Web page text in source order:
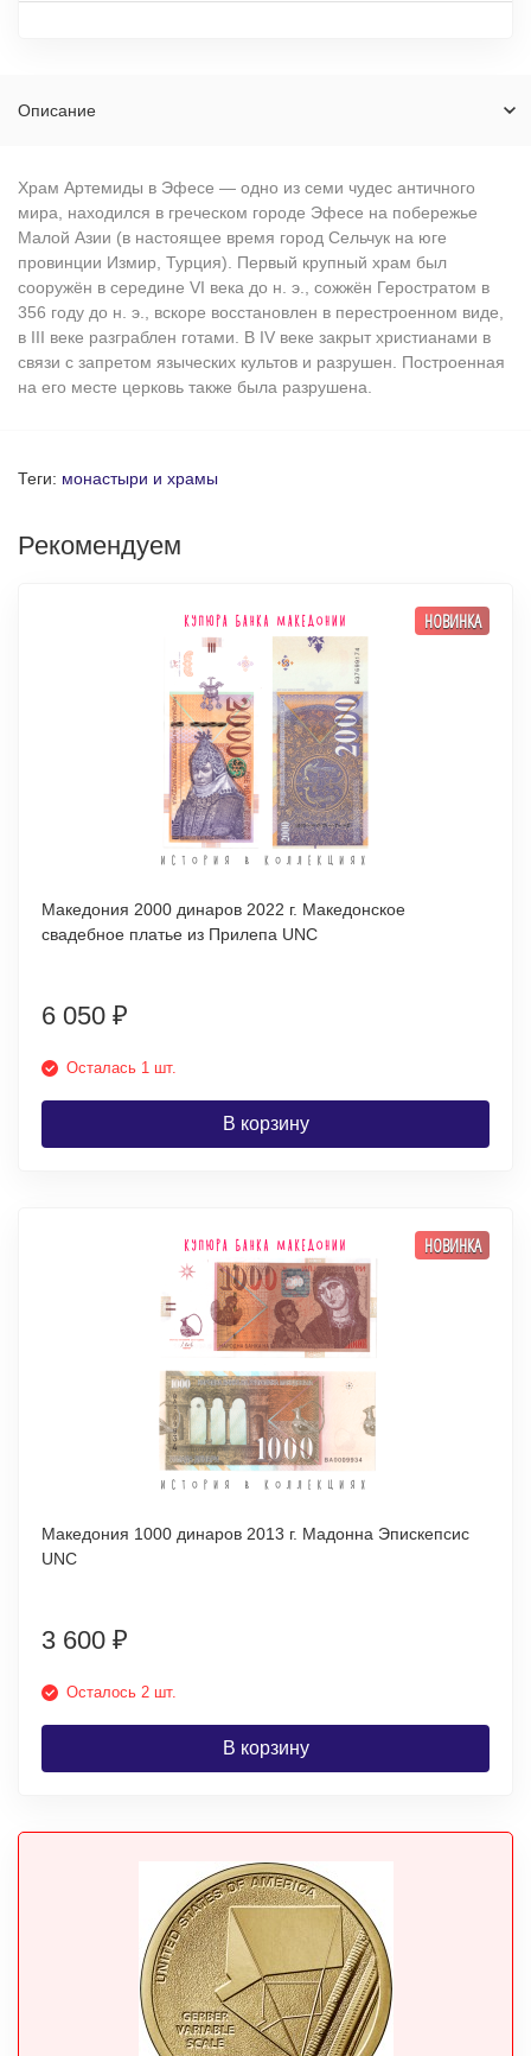
Описание
Храм Артемиды в Эфесе — одно из семи чудес античного
мира, находился в греческом городе Эфесе на побережье
Малой Азии (в настоящее время город Сельчук на юге
провинции Измир, Турция). Первый крупный храм был
сооружён в середине VI века до н. э., сожжён Геростратом в
356 году до н. э., вскоре восстановлен в перестроенном виде,
в III веке разграблен готами. В IV веке закрыт христианами в
связи с запретом языческих культов и разрушен. Построенная
на его месте церковь также была разрушена.
Теги: монастыри и храмы
Рекомендуем
НОВИНКА
Македония 2000 динаров 2022 г. Македонское
свадебное платье из Прилепа UNC
6 050 ₽
Осталась 1 шт.
В корзину
НОВИНКА
Македония 1000 динаров 2013 г. Мадонна Эпискепсис
UNC
3 600 ₽
Осталось 2 шт.
В корзину